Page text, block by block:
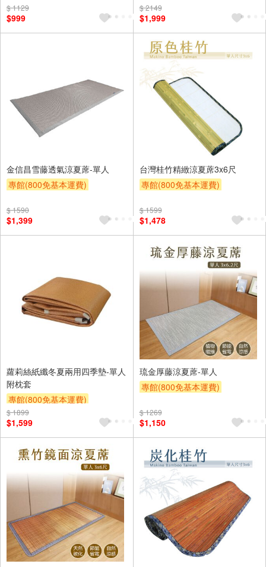
$ 1129
$999
$ 2149
$1,999
金信昌雪藤透氣涼夏蓆-單人
專館(800免基本運費)
$ 1590
$1,399
台灣桂竹精緻涼夏蓆3x6尺
專館(800免基本運費)
$ 1599
$1,478
蘿莉絲紙纖冬夏兩用四季墊-單人
附枕套
專館(800免基本運費)
滿額9折
$ 1899
$1,599
琉金厚藤涼夏蓆-單人
專館(800免基本運費)
$ 1269
$1,150